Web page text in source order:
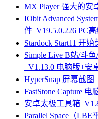
MX Player 强大的安
IObit Advanced
件_V19.5.0.226 PC
Stardock Start11 开
Simple Live B站/斗
_V1.13.0 电脑版+
HyperSnap 屏幕截图
FastStone Capture
安卓太极工具箱
Parallel Space（